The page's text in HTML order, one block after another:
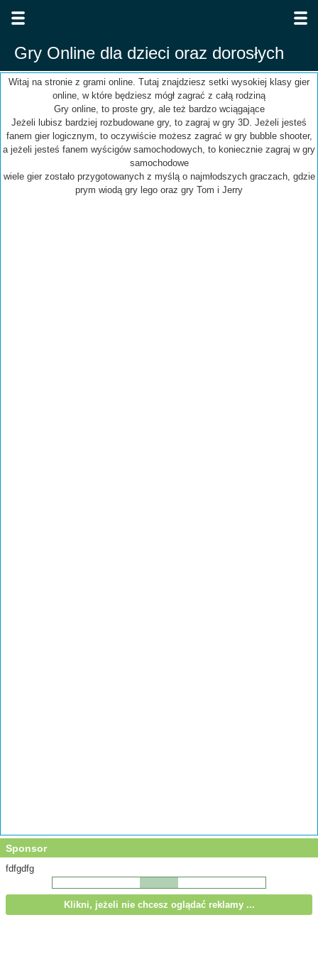
Gry Online dla dzieci oraz dorosłych
Witaj na stronie z grami online. Tutaj znajdziesz setki wysokiej klasy gier
online, w które będziesz mógł zagrać z całą rodziną
Gry online, to proste gry, ale też bardzo wciągające
Jeżeli lubisz bardziej rozbudowane gry, to zagraj w gry 3D. Jeżeli jesteś
fanem gier logicznym, to oczywiście możesz zagrać w gry bubble shooter,
a jeżeli jesteś fanem wyścigów samochodowych, to koniecznie zagraj w gry
samochodowe
wiele gier zostało przygotowanych z myślą o najmłodszych graczach, gdzie
prym wiodą gry lego oraz gry Tom i Jerry
Sponsor
fdfgdfg
Klikni, jeżeli nie chcesz oglądać reklamy ...